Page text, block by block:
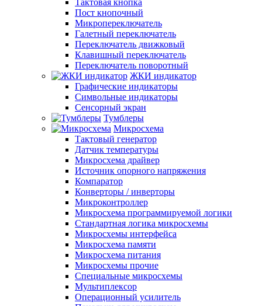
Тактовая кнопка
Пост кнопочный
Микропереключатель
Галетный переключатель
Переключатель движковый
Клавишный переключатель
Переключатель поворотный
ЖКИ индикатор
Графические индикаторы
Символьные индикаторы
Сенсорный экран
Тумблеры
Микросхема
Тактовый генератор
Датчик температуры
Микросхема драйвер
Источник опорного напряжения
Компаратор
Конверторы / инверторы
Микроконтроллер
Микросхема программируемой логики
Стандартная логика микросхемы
Микросхемы интерфейса
Микросхема памяти
Микросхема питания
Микросхемы прочие
Специальные микросхемы
Мультиплексор
Операционный усилитель